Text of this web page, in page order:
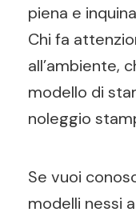
piena e
Chi fa
all’ambiente,
modello di
noleggio
Se vuoi
modelli nessi